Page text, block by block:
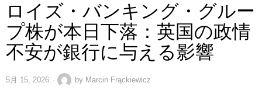
ロイズ・バンキング・グルー
プ株が本日下落：英国の政情
不安が銀行に与える影響
5月 15, 2026 by Marcin Frąckiewicz